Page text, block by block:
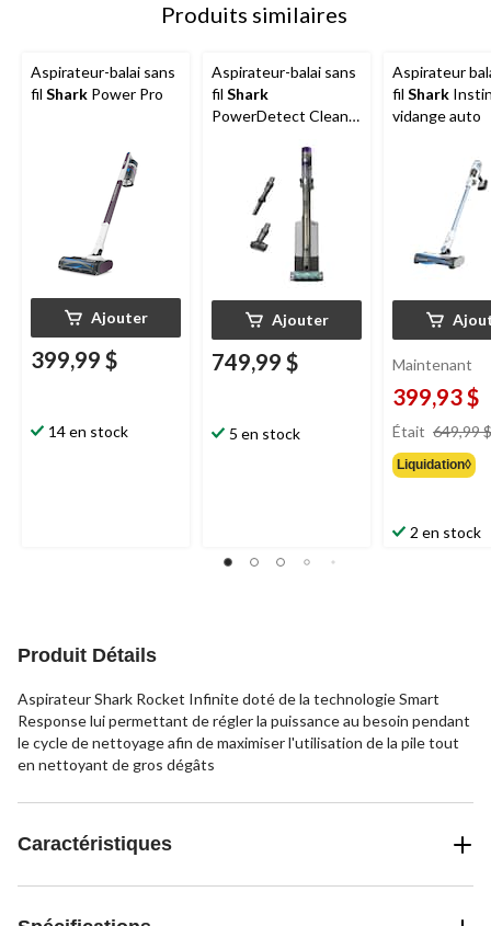
Produits similaires
Aspirateur-balai sans
fil Shark Power Pro
Ajouter
399,99 $
14 en stock
Aspirateur-balai sans
fil Shark
PowerDetect Clean
Ajouter
749,99 $
5 en stock
Aspirateur
fil Shark
vidange auto
Maintenant
399,93 $
Était 649,99 $
Liquidation◊
2 en stock
Produit Détails
Aspirateur Shark Rocket Infinite doté de la technologie Smart
Response lui permettant de régler la puissance au besoin pendant
le cycle de nettoyage afin de maximiser l'utilisation de la pile tout
en nettoyant de gros dégâts
Caractéristiques